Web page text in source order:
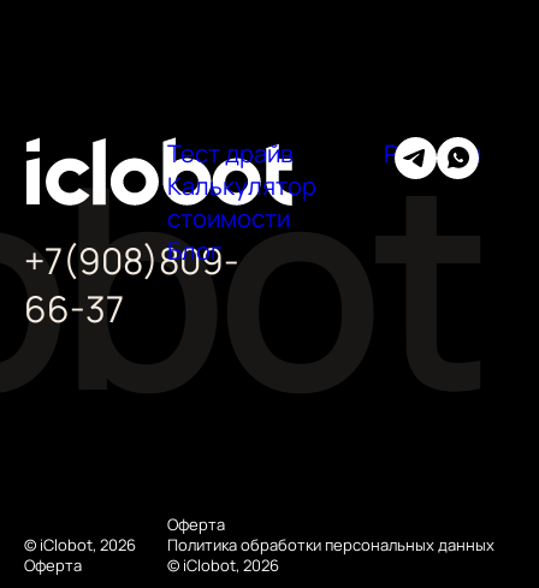
+7(908)809-
66-37
© iClobot, 2026
Оферта
Тест драйв
Калькулятор
стоимости
Блог
Регионы
Оферта
Политика обработки персональных данных
© iClobot, 2026